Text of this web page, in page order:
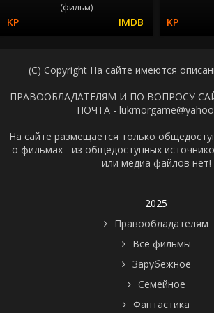
(фильм)
(C) Copyright На сайте имеются
ПРАВООБЛАДАТЕЛЯМ И ПО ВОПРОСУ
ПОЧТА -
На сайте размещается только
о фильмах - из общедоступных
или медиа файлов нет!
2025
Правообладателям
Все фильмы
Зарубежное
Семейное
Фантастика